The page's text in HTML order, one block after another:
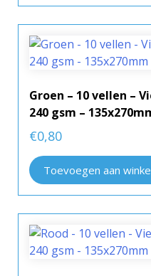
Groen – 10 vellen –
240 gsm –
€0,80
Toevoegen aan